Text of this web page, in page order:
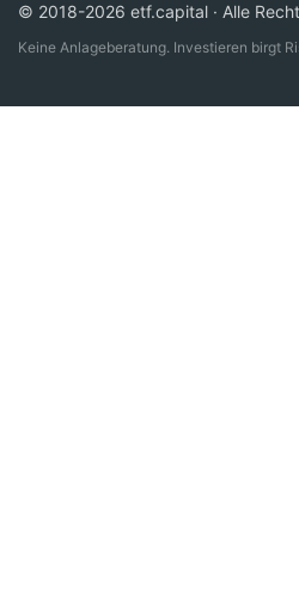
© 2018-2026 etf.capital · Alle
Keine Anlageberatung. Investieren birgt